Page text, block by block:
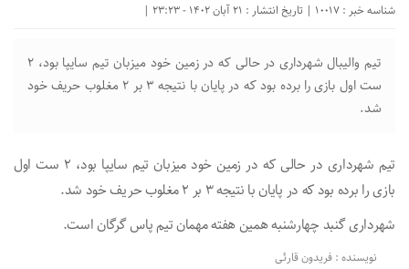
شناسه خبر : 10017 | تاریخ انتشار : 21 آبان 1402 - 23:23 |
تیم‌ والیبال شهرداری در حالی که در زمین خود میزبان تیم سایپا بود، ۲
ست اول بازی را برده بود که در پایان با نتیجه ۳ بر ۲ مغلوب حریف خود
شد.
تیم‌ شهرداری در حالی که در زمین خود میزبان تیم سایپا بود، ۲ ست اول
بازی را برده بود که در پایان با نتیجه ۳ بر ۲ مغلوب حریف خود شد.
شهرداری گنبد چهارشنبه همین‌ هفته مهمان تیم پاس گرگان‌ است.
نویسنده : فریدون قارئی